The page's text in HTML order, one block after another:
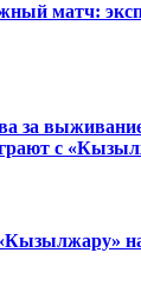
матч:
за
с